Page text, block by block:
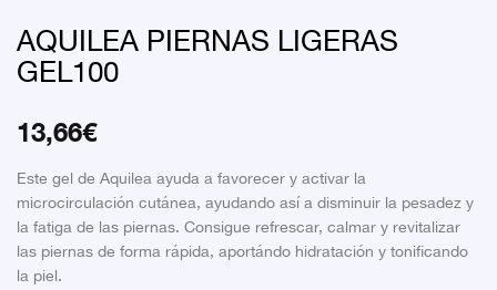
AQUILEA PIERNAS LIGERAS
GEL100
13,66€
Este gel de Aquilea ayuda a favorecer y activar la
microcirculación cutánea, ayudando así a disminuir la pesadez y
la fatiga de las piernas. Consigue refrescar, calmar y revitalizar
las piernas de forma rápida, aportándo hidratación y tonificando
la piel.